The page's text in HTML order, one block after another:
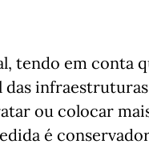
tendo em conta
das
ou colocar
é